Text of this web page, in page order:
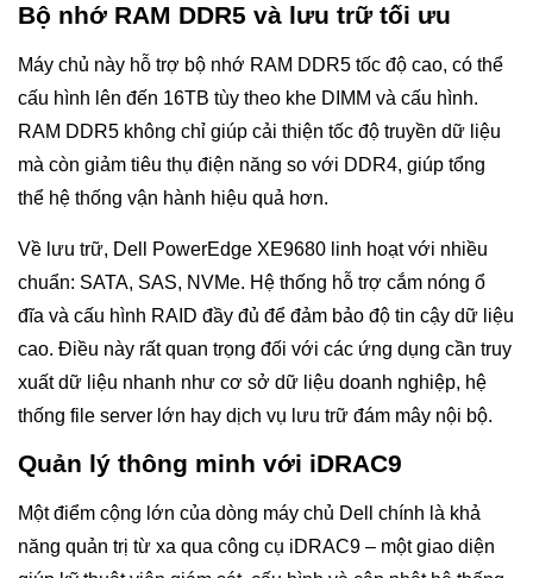
Bộ nhớ RAM DDR5 và lưu trữ tối ưu
Máy chủ này hỗ trợ bộ nhớ RAM DDR5 tốc độ cao, có thể
cấu hình lên đến 16TB tùy theo khe DIMM và cấu hình.
RAM DDR5 không chỉ giúp cải thiện tốc độ truyền dữ liệu
mà còn giảm tiêu thụ điện năng so với DDR4, giúp tổng
thể hệ thống vận hành hiệu quả hơn.
Về lưu trữ, Dell PowerEdge XE9680 linh hoạt với nhiều
chuẩn: SATA, SAS, NVMe. Hệ thống hỗ trợ cắm nóng ổ
đĩa và cấu hình RAID đầy đủ để đảm bảo độ tin cậy dữ liệu
cao. Điều này rất quan trọng đối với các ứng dụng cần truy
xuất dữ liệu nhanh như cơ sở dữ liệu doanh nghiệp, hệ
thống file server lớn hay dịch vụ lưu trữ đám mây nội bộ.
Quản lý thông minh với iDRAC9
Một điểm cộng lớn của dòng máy chủ Dell chính là khả
năng quản trị từ xa qua công cụ iDRAC9 – một giao diện